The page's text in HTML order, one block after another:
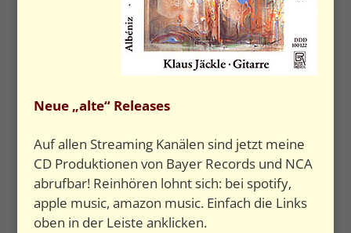
Neue „alte“ Releases
Auf allen Streaming Kanälen sind jetzt meine
CD Produktionen von Bayer Records und NCA
abrufbar! Reinhören lohnt sich: bei spotify,
apple music, amazon music. Einfach die Links
oben in der Leiste anklicken.